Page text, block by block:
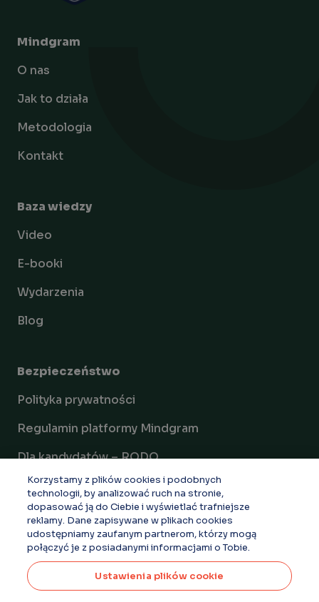
Mindgram
O nas
Jak to działa
Metodologia
Kontakt
Baza wiedzy
Video
E-booki
Wydarzenia
Blog
Bezpieczeństwo
Polityka prywatności
Regulamin platformy Mindgram
Dla kandydatów – RODO
Dokumenty
Ustawienia plików cookie
Korzystamy z plików cookies i podobnych
technologii, by analizować ruch na stronie,
dopasować ją do Ciebie i wyświetlać trafniejsze
reklamy. Dane zapisywane w plikach cookies
udostępniamy zaufanym partnerom, którzy mogą
połączyć je z posiadanymi informacjami o Tobie.
Ustawienia plików cookie